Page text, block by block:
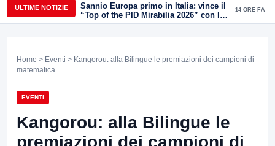
ULTIME NOTIZIE
Sannio Europa primo in Italia: vince il
“Top of the PID Mirabilia 2026” con la
realtà virtuale nei musei del Sannio
14 ORE FA
Home > Eventi > Kangorou: alla Bilingue le premiazioni dei campioni di
matematica
EVENTI
Kangorou: alla Bilingue le
premiazioni dei campioni di